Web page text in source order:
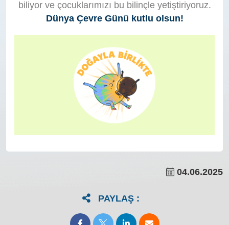
biliyor ve çocuklarımızı bu bilinçle yetiştiriyoruz.
Dünya Çevre Günü kutlu olsun!
04.06.2025
PAYLAŞ :